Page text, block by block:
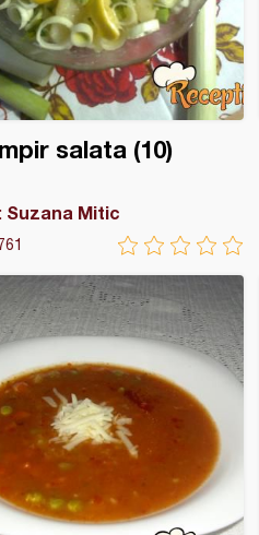
salata (10)
Suzana Mitic